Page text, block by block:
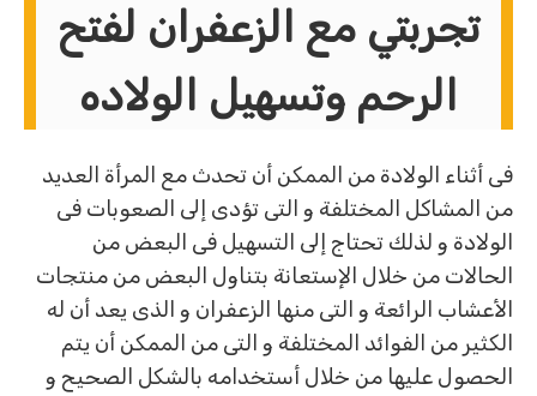
تجربتي مع الزعفران لفتح
الرحم وتسهيل الولاده
فى أثناء الولادة من الممكن أن تحدث مع المرأة العديد
من المشاكل المختلفة و التى تؤدى إلى الصعوبات فى
الولادة و لذلك تحتاج إلى التسهيل فى البعض من
الحالات من خلال الإستعانة بتناول البعض من منتجات
الأعشاب الرائعة و التى منها الزعفران و الذى يعد أن له
الكثير من الفوائد المختلفة و التى من الممكن أن يتم
الحصول عليها من خلال أستخدامه بالشكل الصحيح و